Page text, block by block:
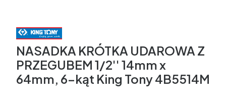
NASADKA KRÓTKA UDAROWA Z
PRZEGUBEM 1/2'' 14mm x
64mm, 6-kąt King Tony 4B5514M